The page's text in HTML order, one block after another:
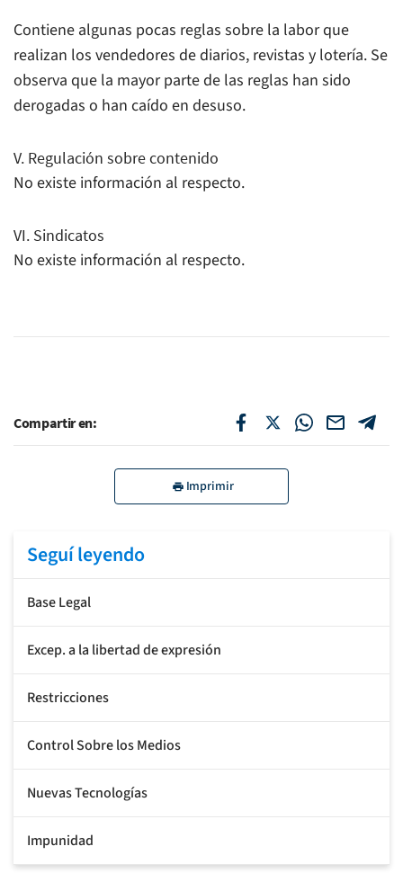
Contiene algunas pocas reglas sobre la labor que
realizan los vendedores de diarios, revistas y lotería. Se
observa que la mayor parte de las reglas han sido
derogadas o han caído en desuso.
V. Regulación sobre contenido
No existe información al respecto.
VI. Sindicatos
No existe información al respecto.
Compartir en:
Imprimir
Seguí leyendo
Base Legal
Excep. a la libertad de expresión
Restricciones
Control Sobre los Medios
Nuevas Tecnologías
Impunidad